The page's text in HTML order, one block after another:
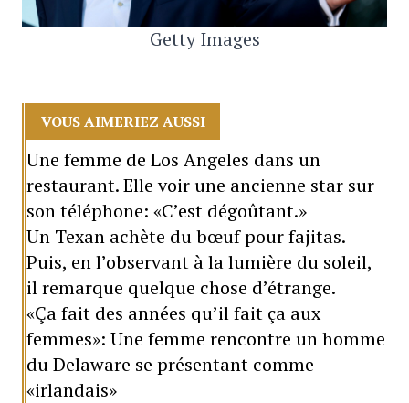
Getty Images
VOUS AIMERIEZ AUSSI
Une femme de Los Angeles dans un
restaurant. Elle voir une ancienne star sur
son téléphone: «C’est dégoûtant.»
Un Texan achète du bœuf pour fajitas.
Puis, en l’observant à la lumière du soleil,
il remarque quelque chose d’étrange.
«Ça fait des années qu’il fait ça aux
femmes»: Une femme rencontre un homme
du Delaware se présentant comme
«irlandais»